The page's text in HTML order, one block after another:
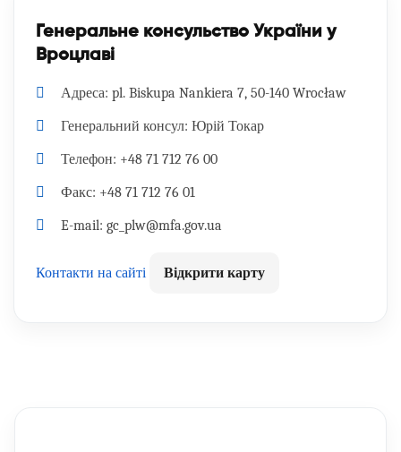
Генеральне консульство України у
Вроцлаві
Адреса: pl. Biskupa Nankiera 7, 50-140 Wrocław
Генеральний консул: Юрій Токар
Телефон: +48 71 712 76 00
Факс: +48 71 712 76 01
E-mail: gc_plw@mfa.gov.ua
Контакти на сайті Відкрити карту